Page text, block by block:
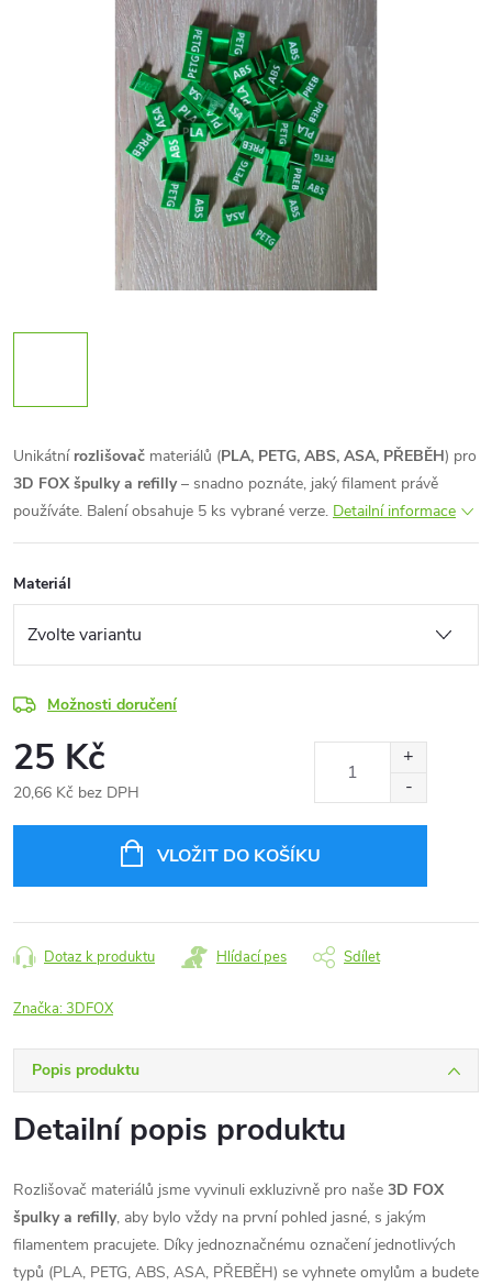
Unikátní rozlišovač materiálů (PLA, PETG, ABS, ASA, PŘEBĚH) pro
3D FOX špulky a refilly– snadno poznáte, jaký filament právě
používáte. Balení obsahuje 5 ks vybrané verze. Detailní informace
Materiál
Možnosti doručení
25 Kč
20,66 Kč bez DPH
VLOŽIT DO KOŠÍKU
Dotaz k produktu Hlídací pes Sdílet
Značka:3DFOX
Popis produktu
Detailní popis produktu
Rozlišovač materiálů jsme vyvinuli exkluzivně pro naše 3D FOX
špulky a refilly, aby bylo vždy na první pohled jasné, s jakým
filamentem pracujete. Díky jednoznačnému označení jednotlivých
typů (PLA, PETG, ABS, ASA, PŘEBĚH) se vyhnete omylům a budete